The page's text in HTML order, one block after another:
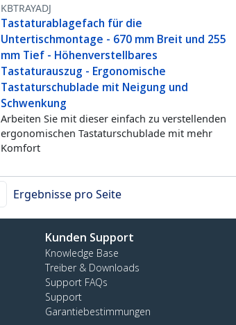
KBTRAYADJ
Tastaturablagefach für die
Untertischmontage - 670 mm Breit und 255
mm Tief - Höhenverstellbares
Tastaturauszug - Ergonomische
Tastaturschublade mit Neigung und
Schwenkung
Arbeiten Sie mit dieser einfach zu verstellenden
ergonomischen Tastaturschublade mit mehr
Komfort
Ergebnisse pro Seite
Kunden Support
Knowledge Base
Treiber & Downloads
Support FAQs
Support
Garantiebestimmungen